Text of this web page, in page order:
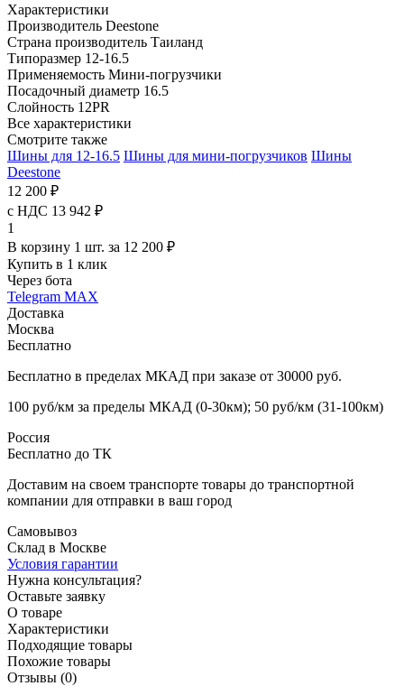
Характеристики
Производитель Deestone
Страна производитель Таиланд
Типоразмер 12-16.5
Применяемость Мини-погрузчики
Посадочный диаметр 16.5
Слойность 12PR
Все характеристики
Смотрите также
Шины для 12-16.5 Шины для мини-погрузчиков Шины
Deestone
12 200 ₽
с НДС 13 942 ₽
1
В корзину 1 шт. за 12 200 ₽
Купить в 1 клик
Через бота
Telegram MAX
Доставка
Москва
Бесплатно
Бесплатно в пределах МКАД при заказе от 30000 руб.
100 руб/км за пределы МКАД (0-30км); 50 руб/км (31-100км)
Россия
Бесплатно до ТК
Доставим на своем транспорте товары до транспортной
компании для отправки в ваш город
Самовывоз
Склад в Москве
Условия гарантии
Нужна консультация?
Оставьте заявку
О товаре
Характеристики
Подходящие товары
Похожие товары
Отзывы (0)